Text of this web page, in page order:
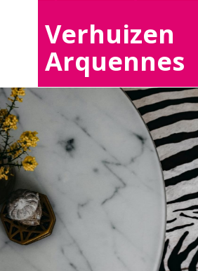
Verhuizen
Arquennes